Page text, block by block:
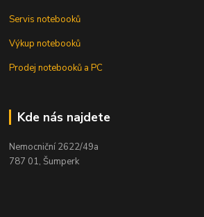
Servis notebooků
Výkup notebooků
Prodej notebooků a PC
Kde nás najdete
Nemocniční 2622/49a
787 01, Šumperk